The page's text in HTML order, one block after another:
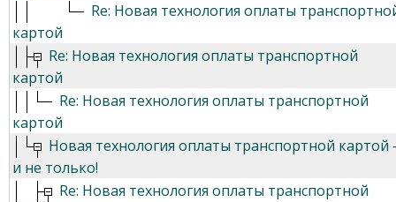
Re: Новая технология оплаты
картой
Re: Новая технология оплаты транспортной
картой
Re: Новая технология оплаты транспортной
картой
Новая технология оплаты транспортной картой
и не только!
Re: Новая технология оплаты транспортной